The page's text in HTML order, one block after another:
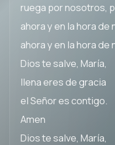
ruega por nosotros,
ahora y en la hora
ahora y en la hora
Dios te salve, María,
llena eres de gracia
el Señor es contigo.
Amen
Dios te salve, María,